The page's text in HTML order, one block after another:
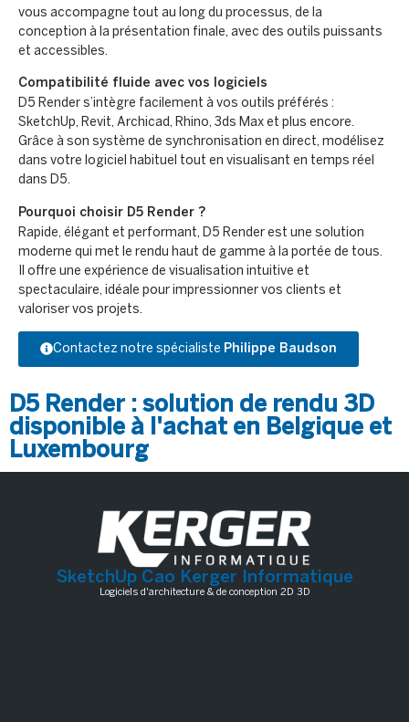
vous accompagne tout au long du processus, de la
conception à la présentation finale, avec des outils puissants
et accessibles.
Compatibilité fluide avec vos logiciels
D5 Render s’intègre facilement à vos outils préférés :
SketchUp, Revit, Archicad, Rhino, 3ds Max et plus encore.
Grâce à son système de synchronisation en direct, modélisez
dans votre logiciel habituel tout en visualisant en temps réel
dans D5.
Pourquoi choisir D5 Render ?
Rapide, élégant et performant, D5 Render est une solution
moderne qui met le rendu haut de gamme à la portée de tous.
Il offre une expérience de visualisation intuitive et
spectaculaire, idéale pour impressionner vos clients et
valoriser vos projets.
Contactez notre spécialiste Philippe Baudson
D5 Render : solution de rendu 3D
disponible à l'achat en Belgique et
Luxembourg
SketchUp Cao Kerger Informatique
Logiciels d'architecture & de conception 2D 3D